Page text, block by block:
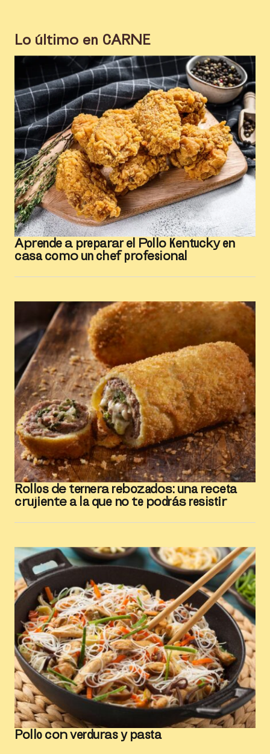
Lo último en CARNE
Aprende a preparar el Pollo Kentucky en
casa como un chef profesional
Rollos de ternera rebozados: una receta
crujiente a la que no te podrás resistir
Pollo con verduras y pasta